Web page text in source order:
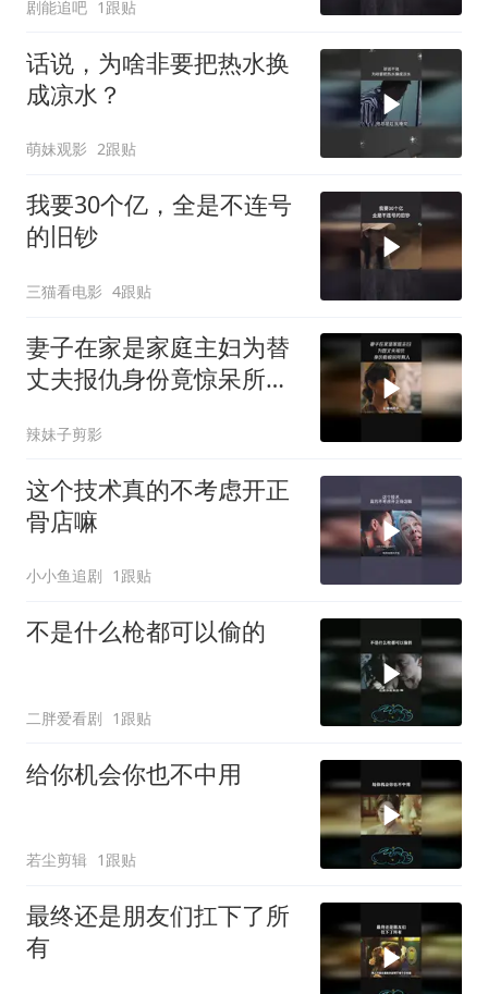
剧能追吧 1跟贴
话说，为啥非要把热水换
成凉水？
萌妹观影 2跟贴
我要30个亿，全是不连号
的旧钞
三猫看电影 4跟贴
妻子在家是家庭主妇为替
丈夫报仇身份竟惊呆所有
辣妹子剪影
这个技术真的不考虑开正
骨店嘛
小小鱼追剧 1跟贴
不是什么枪都可以偷的
二胖爱看剧 1跟贴
给你机会你也不中用
若尘剪辑 1跟贴
最终还是朋友们扛下了所
有